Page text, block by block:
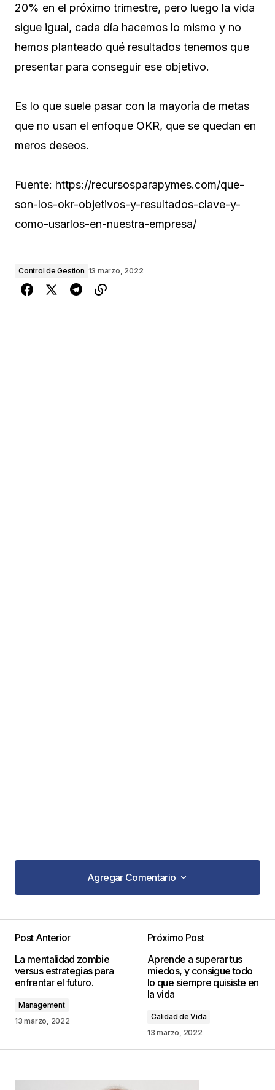
20% en el próximo trimestre, pero luego la vida
sigue igual, cada día hacemos lo mismo y no
hemos planteado qué resultados tenemos que
presentar para conseguir ese objetivo.
Es lo que suele pasar con la mayoría de metas
que no usan el enfoque OKR, que se quedan en
meros deseos.
Fuente: https://recursosparapymes.com/que-
son-los-okr-objetivos-y-resultados-clave-y-
como-usarlos-en-nuestra-empresa/
Control de Gestion 13 marzo, 2022
Agregar Comentario
Agregar Comentario
publicada. Los campos obligatorios están
marcados con*
Comentario
Your Name*
Post Anterior
La mentalidad zombie
versus estrategias para
enfrentar el futuro.
Management
13 marzo, 2022
Próximo Post
Aprende a superar tus
miedos, y consigue todo
lo que siempre quisiste en
la vida
Calidad de Vida
13 marzo, 2022